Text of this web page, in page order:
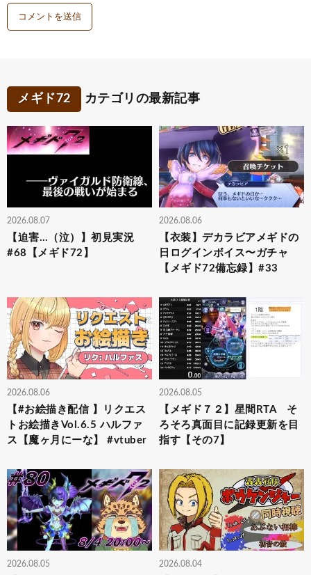
メギド72 カテゴリの最新記事
2026.08.07
【迫害…（泣）】初見実況
#68【メギド72】
2026.08.06
【衣装】デカラビアメギドの
日ログインボイス〜ガチャ
【メギド72備忘録】#33
2026.08.06
【#お絵描き配信 】リクエス
トお絵描きVol.6.5 ハルファ
ス【魔ヶ月にーな】 #vtuber
2026.08.05
【メギド７２】星間RTA そ
ろそろ真面目に記録更新を目
指す【その7】
2026.08.05 2026.08.04